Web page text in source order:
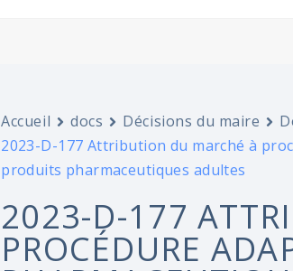
Accueil docs Décisions du maire
2023-D-177 Attribution du marché à
produits pharmaceutiques adultes
2023-D-177
PROCÉDURE